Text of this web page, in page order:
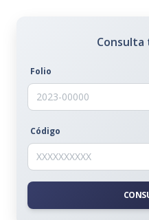
Consulta
Folio
Código